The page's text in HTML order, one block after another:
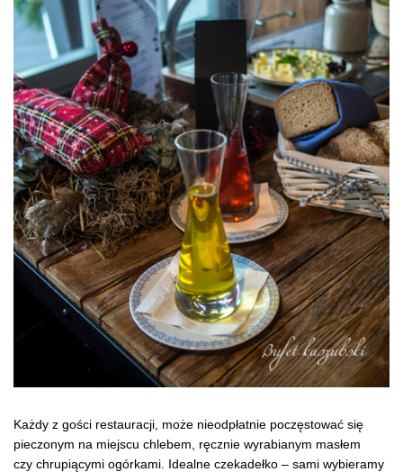
Każdy z gości restauracji, może nieodpłatnie poczęstować się
pieczonym na miejscu chlebem, ręcznie wyrabianym masłem
czy chrupiącymi ogórkami. Idealne czekadełko – sami wybieramy